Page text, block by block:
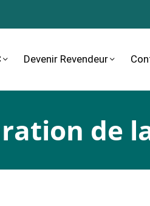
Devenir Revendeur
de